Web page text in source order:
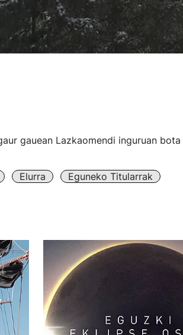
gauean Lazkaomendi inguruan bota
Elurra Eguneko Titularrak